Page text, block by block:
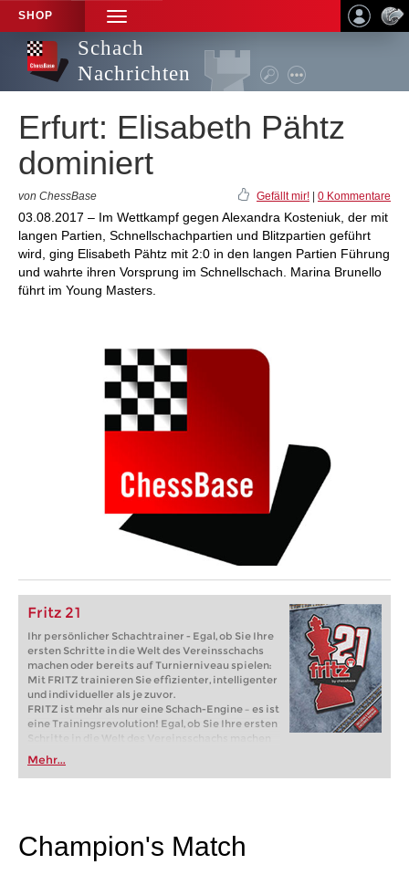
SHOP
TOGGLE
NAVIGATION
Schach
Nachrichten
Erfurt: Elisabeth Pähtz
dominiert
von ChessBase Gefällt mir! 0 Kommentare
03.08.2017 – Im Wettkampf gegen Alexandra Kosteniuk, der mit
langen Partien, Schnellschachpartien und Blitzpartien geführt
wird, ging Elisabeth Pähtz mit 2:0 in den langen Partien Führung
und wahrte ihren Vorsprung im Schnellschach. Marina Brunello
führt im Young Masters.
Fritz 21
Ihr persönlicher Schachtrainer - Egal, ob Sie Ihre
ersten Schritte in die Welt des Vereinsschachs
machen oder bereits auf Turnierniveau spielen:
Mit FRITZ trainieren Sie effizienter, intelligenter
und individueller als je zuvor.
FRITZ ist mehr als nur eine Schach-Engine – es ist
eine Trainingsrevolution! Egal, ob Sie Ihre ersten
Schritte in die Welt des Vereinsschachs machen
oder bereits auf Turnierniveau spielen: Mit
FRITZ trainieren Sie effizienter, intelligenter und
individueller als je zuvor.
Mehr...
Champion's Match